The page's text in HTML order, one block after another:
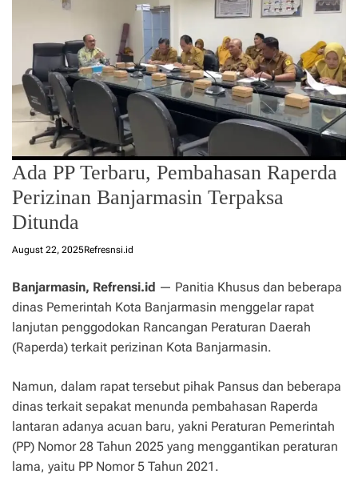
Ada PP Terbaru, Pembahasan Raperda
Perizinan Banjarmasin Terpaksa
Ditunda
August 22, 2025Refresnsi.id
Banjarmasin, Refrensi.id — Panitia Khusus dan beberapa
dinas Pemerintah Kota Banjarmasin menggelar rapat
lanjutan penggodokan Rancangan Peraturan Daerah
(Raperda) terkait perizinan Kota Banjarmasin.
Namun, dalam rapat tersebut pihak Pansus dan beberapa
dinas terkait sepakat menunda pembahasan Raperda
lantaran adanya acuan baru, yakni Peraturan Pemerintah
(PP) Nomor 28 Tahun 2025 yang menggantikan peraturan
lama, yaitu PP Nomor 5 Tahun 2021.